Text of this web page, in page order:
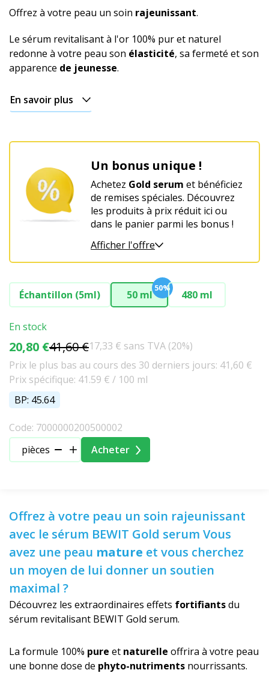
Offrez à votre peau un soin rajeunissant.
Le sérum revitalisant à l'or 100% pur et naturel
redonne à votre peau son élasticité, sa fermeté et son
apparence de jeunesse.
En savoir plus
Un bonus unique !
Achetez Gold serum et bénéficiez
de remises spéciales. Découvrez
les produits à prix réduit ici ou
dans le panier parmi les bonus !
Afficher l'offre
Échantillon (5ml) 50 ml
50%
480 ml
En stock
20,80 €41,60 €17,33 € sans TVA (20%)
Prix le plus bas au cours des 30 derniers jours: 41,60 €
Prix spécifique: 41.59 € / 100 ml
BP: 45.64
Code: 7000000200500002
pièces
Acheter
Offrez à votre peau un soin rajeunissant
avec le sérum BEWIT Gold serum Vous
avez une peau mature et vous cherchez
un moyen de lui donner un soutien
maximal ?
Découvrez les extraordinaires effets fortifiantsdu
sérum revitalisant BEWIT Gold serum.
La formule 100% pure et naturelle offrira à votre peau
une bonne dose de phyto-nutriments nourrissants.